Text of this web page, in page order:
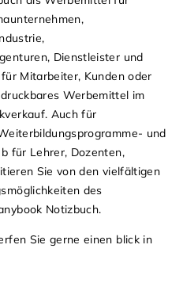
Dienstleister und
Mitarbeiter, Kunden oder
Werbemittel im
Auch für
und
für Lehrer, Dozenten,
Sie von den vielfältigen
des
Notizbuch.
Sie gerne einen blick in